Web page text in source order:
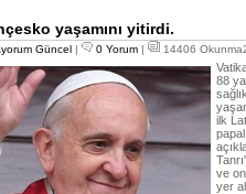
yaşamını yitirdi.
Güncel | 0 Yorum | 14406
88
ilk
ve
yer